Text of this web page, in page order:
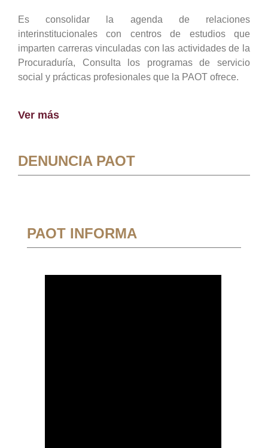
Es consolidar la agenda de relaciones
interinstitucionales con centros de estudios que
imparten carreras vinculadas con las actividades de la
Procuraduría, Consulta los programas de servicio
social y prácticas profesionales que la PAOT ofrece.
Ver más
DENUNCIA PAOT
PAOT INFORMA